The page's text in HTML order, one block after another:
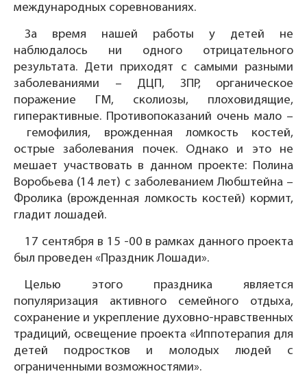
международных соревнованиях.
За время нашей работы у детей не
наблюдалось ни одного отрицательного
результата. Дети приходят с самыми разными
заболеваниями – ДЦП, ЗПР, органическое
поражение ГМ, сколиозы, плоховидящие,
гиперактивные. Противопоказаний очень мало –
гемофилия, врожденная ломкость костей,
острые заболевания почек. Однако и это не
мешает участвовать в данном проекте: Полина
Воробьева (14 лет) с заболеванием Любштейна –
Фролика (врожденная ломкость костей) кормит,
гладит лошадей.
17 сентября в 15 -00 в рамках данного проекта
был проведен «Праздник Лошади».
Целью этого праздника является
популяризация активного семейного отдыха,
сохранение и укрепление духовно-нравственных
традиций, освещение проекта «Иппотерапия для
детей подростков и молодых людей с
ограниченными возможностями».